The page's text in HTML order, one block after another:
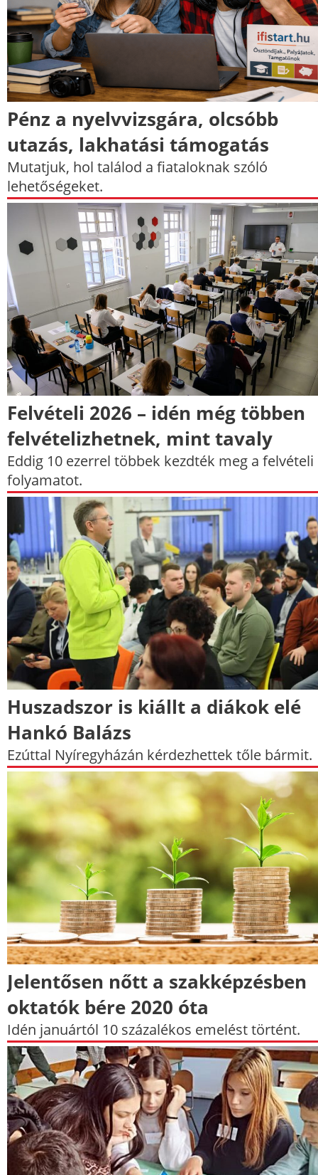
Pénz a nyelvvizsgára, olcsóbb
utazás, lakhatási támogatás
Mutatjuk, hol találod a fiataloknak szóló
lehetőségeket.
Felvételi 2026 – idén még többen
felvételizhetnek, mint tavaly
Eddig 10 ezerrel többek kezdték meg a felvételi
folyamatot.
Huszadszor is kiállt a diákok elé
Hankó Balázs
Ezúttal Nyíregyházán kérdezhettek tőle bármit.
Jelentősen nőtt a szakképzésben
oktatók bére 2020 óta
Idén januártól 10 százalékos emelést történt.